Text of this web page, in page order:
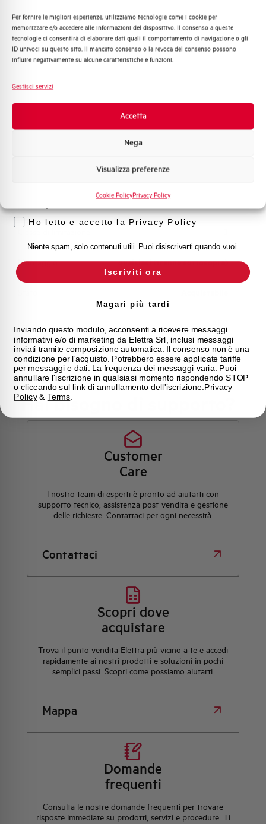
Per fornire le migliori esperienze, utilizziamo tecnologie come i cookie per
memorizzare e/o accedere alle informazioni del dispositivo. Il consenso a queste
tecnologie ci consentirà di elaborare dati quali il comportamento di navigazione o gli
ID univoci su questo sito. Il mancato consenso o la revoca del consenso possono
influire negativamente su alcune caratteristiche e funzioni.
Gestisci servizi
Accetta
Nega
Visualizza preferenze
Cookie PolicyPrivacy Policy
Capacità dei terminali 1…35 mm²
Temperatura di riferimento (°C)
Montaggio qualsiasi (tranne sottosopra)
Hai bisogno di supporto?
Customer
Care
l nostro team di esperti è pronto ad aiutarti con
supporto tecnico, assistenza post-vendita e gestione
delle richieste. Contattaci per ogni necessità.
Contattaci
Scopri dove
acquistare
Trova il punto vendita Elettra più vicino a te e accedi
rapidamente ai nostri prodotti e soluzioni in pochi
semplici passi. Scopri come possiamo aiutarti.
Mappa
Domande
frequenti
Consulta le nostre domande frequenti per trovare
risposte immediate su prodotti, servizi e procedure. Ti
Quali argomenti ti interessano di più?
Distribuzione di Energia
Automazione Industriale
Sistema Quadri
Promozioni e offerte
Formazione tecnica
Voglio ricevere aggiornamenti, novità di
Ho letto e accetto la Privacy Policy
Niente spam, solo contenuti utili. Puoi disiscriverti quando vuoi.
Iscriviti ora
Magari più tardi
Inviando questo modulo, acconsenti a ricevere messaggi
informativi e/o di marketing da Elettra Srl, inclusi messaggi
inviati tramite composizione automatica. Il consenso non è una
condizione per l'acquisto. Potrebbero essere applicate tariffe
per messaggi e dati. La frequenza dei messaggi varia. Puoi
annullare l'iscrizione in qualsiasi momento rispondendo STOP
o cliccando sul link di annullamento dell'iscrizione. Privacy
Policy& Terms